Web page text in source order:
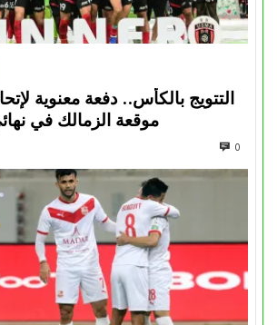
التتويج بالكأس.. دفعة معنوية
موقعة الزمالك في
0